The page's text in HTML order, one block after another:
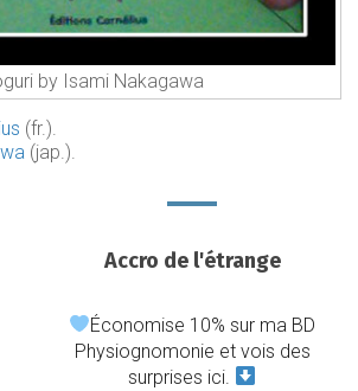
by Isami Nakagawa
(fr.).
(jap.).
Accro de l'étrange
Économise 10% sur ma BD
Physiognomonie et vois des
surprises ici.